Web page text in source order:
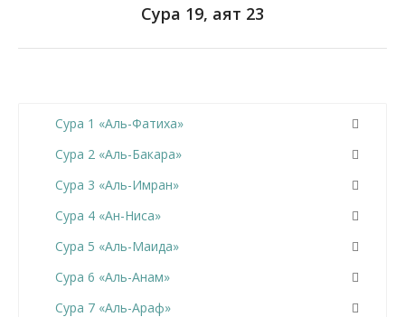
Сура 19, аят 23
Сура 1 «Аль-Фатиха»
Сура 2 «Аль-Бакара»
Сура 3 «Аль-Имран»
Сура 4 «Ан-Ниса»
Сура 5 «Аль-Маида»
Сура 6 «Аль-Анам»
Сура 7 «Аль-Араф»